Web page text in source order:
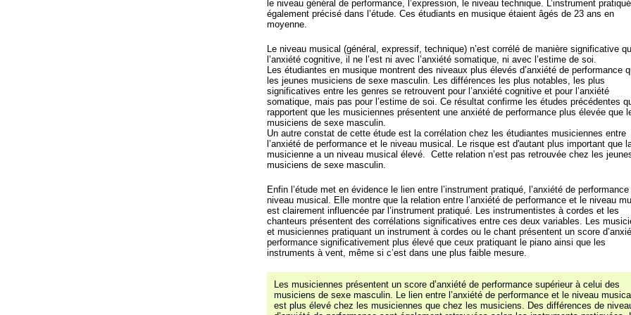
le niveau général de performance, l’expression, le niveau technique. L’instrument
également précisé dans l’étude. Ces étudiants en musique étaient âgés de 23 ans en
moyenne.
Le niveau musical (général, expressif, technique) n’est corrélé de manière significative
l’anxiété cognitive, il ne l’est ni avec l’anxiété somatique, ni avec l’estime de soi.
Les étudiantes en musique montrent des niveaux plus élevés d’anxiété de performance
les jeunes musiciens de sexe masculin. Les différences les plus notables, les plus
significatives entre les genres se retrouvent pour l’anxiété cognitive et pour l’anxiété
somatique, mais pas pour l’estime de soi. Ce résultat confirme les études précédentes
rapportent que les musiciennes présentent une anxiété de performance plus élevée que
musiciens de sexe masculin.
Un autre constat de cette étude est la corrélation chez les étudiantes musiciennes entre
l’anxiété de performance et le niveau musical. Le risque est d'autant plus important que
musicienne a un niveau musical élevé. Cette relation n’est pas retrouvée chez les
musiciens de sexe masculin.
Enfin l’étude met en évidence le lien entre l’instrument pratiqué, l’anxiété de
niveau musical. Elle montre que la relation entre l’anxiété de performance et le niveau
est clairement influencée par l’instrument pratiqué. Les instrumentistes à cordes et les
chanteurs présentent des corrélations significatives entre ces deux variables. Les
et musiciennes pratiquant un instrument à cordes ou le chant présentent un score
performance significativement plus élevé que ceux pratiquant le piano ainsi que les
instruments à vent, même si c’est dans une plus faible mesure.
Les musiciennes présentent un score d’anxiété de performance supérieur à celui des
musiciens de sexe masculin. Le lien entre l’anxiété de performance et le niveau
est plus élevé chez les musiciennes que chez les musiciens. Des différences de